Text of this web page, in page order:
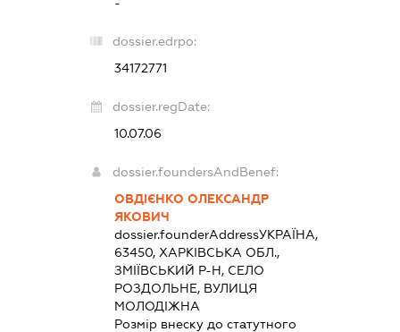
dossier.edrpo:
34172771
dossier.regDate:
10.07.06
dossier.foundersAndBenef:
ОВДІЄНКО ОЛЕКСАНДР
ЯКОВИЧ
dossier.founderAddressУКРАЇНА,
63450, ХАРКІВСЬКА ОБЛ.,
ЗМІЇВСЬКИЙ Р-Н, СЕЛО
РОЗДОЛЬНЕ, ВУЛИЦЯ
МОЛОДІЖНА
Розмір внеску до статутного